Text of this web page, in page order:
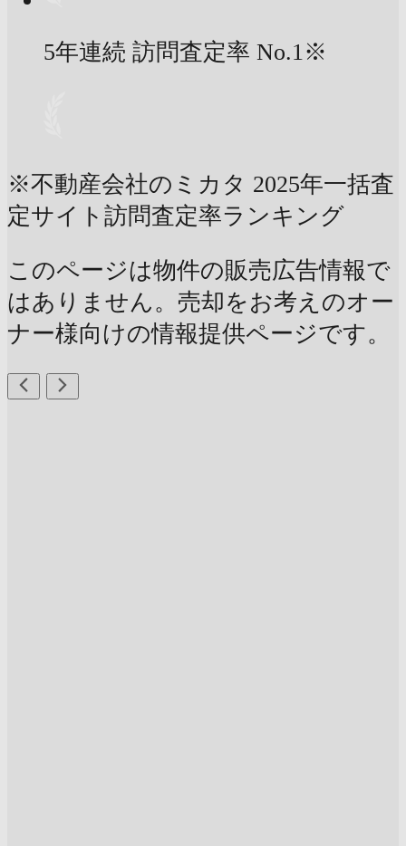
5年連続 訪問査定率 No.1※
※不動産会社のミカタ 2025年一括査
定サイト訪問査定率ランキング
このページは物件の販売広告情報で
はありません。売却をお考えのオー
ナー様向けの情報提供ページです。